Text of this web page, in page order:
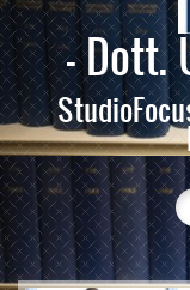
- Dott.